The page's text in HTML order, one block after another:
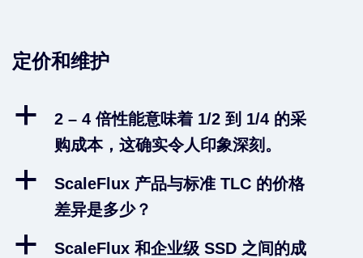
定价和维护
a
2 – 4 倍性能意味着 1/2 到 1/4 的采
购成本，这确实令人印象深刻。
a
ScaleFlux 产品与标准 TLC 的价格
差异是多少？
a
ScaleFlux 和企业级 SSD 之间的成